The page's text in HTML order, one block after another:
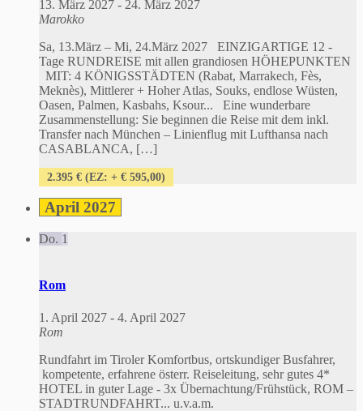
13. März 2027 - 24. März 2027
Marokko
Sa, 13.März – Mi, 24.März 2027 EINZIGARTIGE 12 -
Tage RUNDREISE mit allen grandiosen HÖHEPUNKTEN
MIT: 4 KÖNIGSSTÄDTEN (Rabat, Marrakech, Fès,
Meknès), Mittlerer + Hoher Atlas, Souks, endlose Wüsten,
Oasen, Palmen, Kasbahs, Ksour... Eine wunderbare
Zusammenstellung: Sie beginnen die Reise mit dem inkl.
Transfer nach München – Linienflug mit Lufthansa nach
CASABLANCA, […]
2.395 € (EZ: + € 595,00)
April 2027
Do. 1
Rom
1. April 2027 - 4. April 2027
Rom
Rundfahrt im Tiroler Komfortbus, ortskundiger Busfahrer,
kompetente, erfahrene österr. Reiseleitung, sehr gutes 4*
HOTEL in guter Lage - 3x Übernachtung/Frühstück, ROM –
STADTRUNDFAHRT... u.v.a.m.